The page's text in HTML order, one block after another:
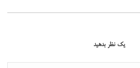
یک نظر بدهید